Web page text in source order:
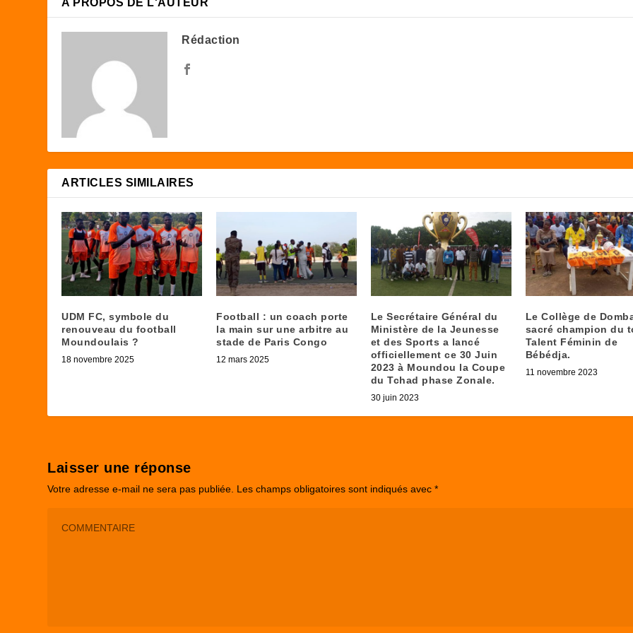
Rédaction
ARTICLES SIMILAIRES
UDM FC, symbole du
renouveau du football
Moundoulais ?
18 novembre 2025
Football : un coach porte
la main sur une arbitre au
stade de Paris Congo
12 mars 2025
Le Secrétaire Général du
Ministère de la Jeunesse
et des Sports a lancé
officiellement ce 30 Juin
2023 à Moundou la Coupe
du Tchad phase Zonale.
30 juin 2023
Le Collège de
sacré champion du
Talent Féminin de
Bébédja.
11 novembre 2023
Laisser une réponse
Votre adresse e-mail ne sera pas publiée. Les champs obligatoires sont indiqués avec*